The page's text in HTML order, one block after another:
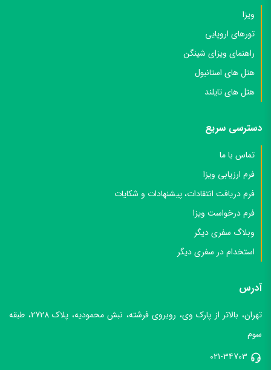
ویزا
تورهای اروپایی
راهنمای ویزای شینگن
هتل های استانبول
هتل های تایلند
دسترسی سریع
تماس با ما
فرم ارزیابی ویزا
فرم دریافت انتقادات، پیشنهادات و شکایات
فرم درخواست ویزا
وبلاگ سفری دیگر
استخدام در سفری دیگر
آدرس
تهران، بالاتر از پارک وی، روبروی فرشته، نبش محمودیه، پلاک 2728، طبقه
سوم
021-34703